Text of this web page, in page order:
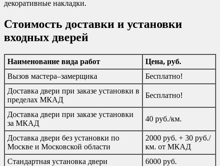
декоративные накладки.
Стоимость доставки и установки
входных дверей
Наименование вида работ
Цена, руб.
Вызов мастера–замерщика
Бесплатно!
Доставка двери при заказе установки в
пределах МКАД
Бесплатно!
Доставка двери при заказе установки
за МКАД
40 руб./км.
Доставка двери без установки по
Москве и Московской области
2000 руб. + 30 руб./
км. от МКАД
Стандартная установка двери
6000 руб.